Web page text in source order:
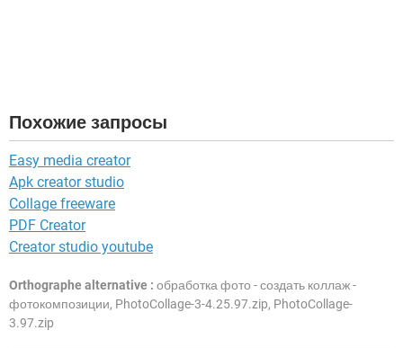
Похожие запросы
Easy media creator
Apk creator studio
Collage freeware
PDF Creator
Creator studio youtube
Orthographe alternative : обработка фото - создать коллаж -
фотокомпозиции, PhotoCollage-3-4.25.97.zip, PhotoCollage-
3.97.zip